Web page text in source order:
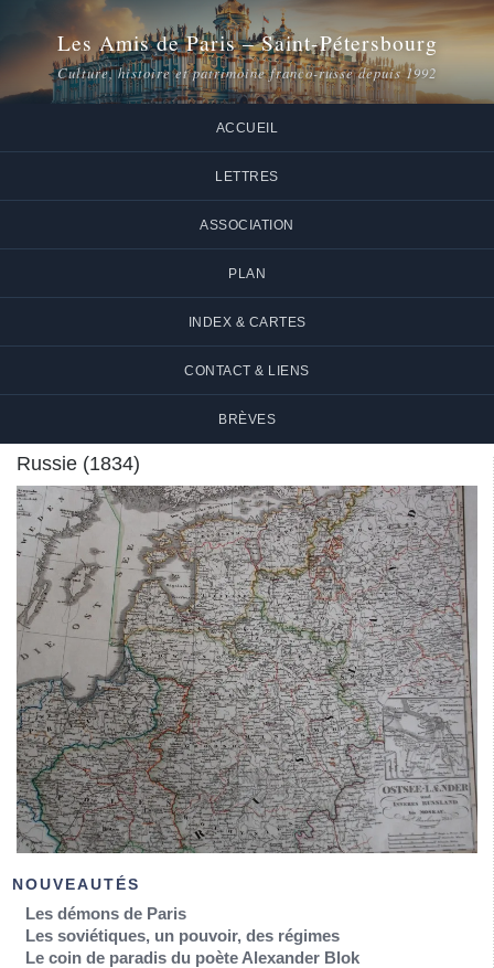
Les Amis de Paris – Saint-Pétersbourg
Culture, histoire et patrimoine franco-russe depuis 1992
ACCUEIL
LETTRES
ASSOCIATION
PLAN
INDEX & CARTES
CONTACT & LIENS
BRÈVES
Russie (1834)
NOUVEAUTÉS
Les démons de Paris
Les soviétiques, un pouvoir, des régimes
Le coin de paradis du poète Alexander Blok